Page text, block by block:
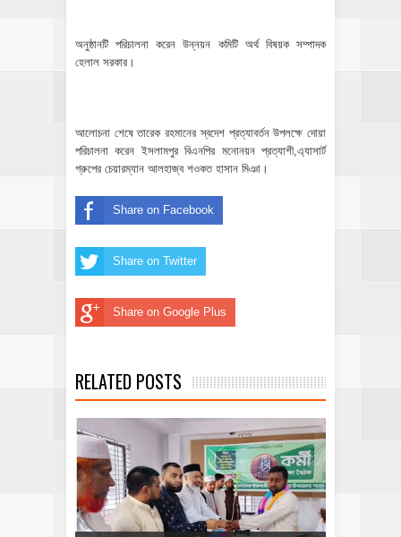
অনুষ্ঠানটি পরিচালনা করেন উন্নয়ন কমিটি অর্থ বিষয়ক সম্পাদক
হেলাল সরকার।
আলোচনা শেষে তারেক রহমানের স্বদেশ প্রত্যাবর্তন উপলক্ষে দোয়া
পরিচালনা করেন ইসলামপুর বিএনপির মনোনয়ন প্রত্যাশী,এ্যাসার্ট
গ্রুপের চেয়ারম্যান আলহাজ্ব শওকত হাসান মিঞা।
Share on Facebook
Share on Twitter
Share on Google Plus
RELATED POSTS